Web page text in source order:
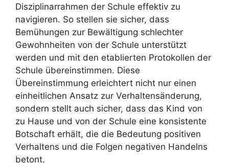
Disziplinarrahmen der Schule effektiv zu
navigieren. So stellen sie sicher, dass
Bemühungen zur Bewältigung schlechter
Gewohnheiten von der Schule unterstützt
werden und mit den etablierten Protokollen der
Schule übereinstimmen. Diese
Übereinstimmung erleichtert nicht nur einen
einheitlichen Ansatz zur Verhaltensänderung,
sondern stellt auch sicher, dass das Kind von
zu Hause und von der Schule eine konsistente
Botschaft erhält, die die Bedeutung positiven
Verhaltens und die Folgen negativen Handelns
betont.